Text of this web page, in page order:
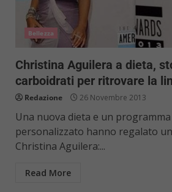
Bellezza
Christina Aguilera a dieta,
carboidrati per ritrovare la
Redazione 26 Novembre 2013
Una nuova dieta e un
personalizzato hanno regalato
Christina Aguilera:...
Read More